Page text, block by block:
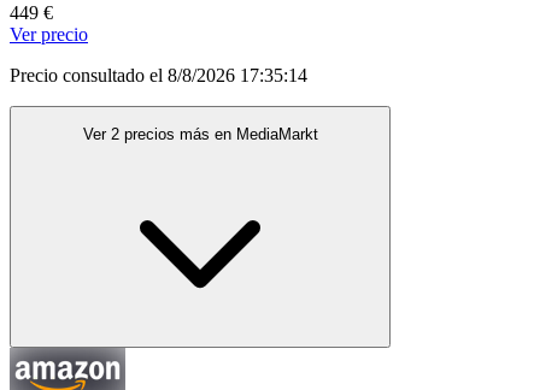
449 €
Ver precio
Precio consultado el 8/8/2026 17:35:14
Ver 2 precios más en MediaMarkt